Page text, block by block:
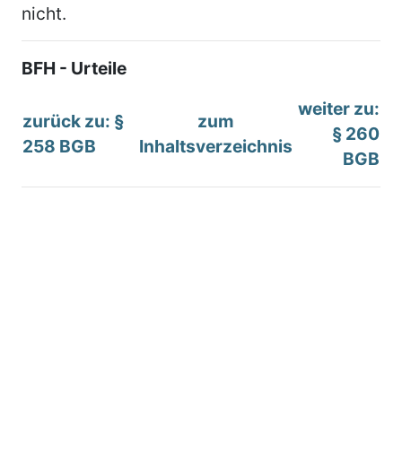
nicht.
BFH - Urteile
zurück zu: §
258 BGB
zum
Inhaltsverzeichnis
weiter zu:
§ 260
BGB